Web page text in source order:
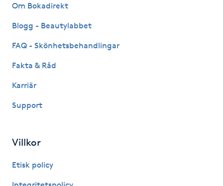
IR-massage
Japansk massage
K18
Kemisk peeling
Keratinbehandling
Om Bokadirekt
Blogg - Beautylabbet
FAQ - Skönhetsbehandlingar
Fakta & Råd
Karriär
Support
Villkor
Etisk policy